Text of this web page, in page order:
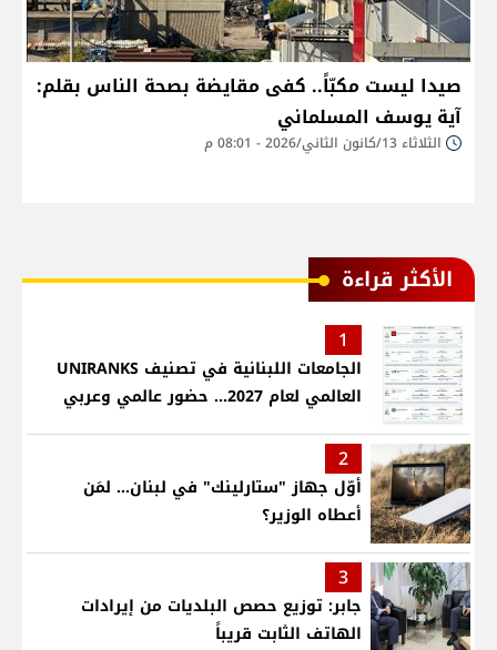
صيدا ليست مكبّاً.. كفى مقايضة بصحة الناس بقلم:
آية يوسف المسلماني
الثلاثاء 13/كانون الثاني/2026 - 08:01 م
الأكثر قراءة
1
الجامعات اللبنانية في تصنيف UNIRANKS
العالمي لعام 2027... حضور عالمي وعربي
2
أوّل جهاز "ستارلينك" في لبنان... لمَن
أعطاه الوزير؟
3
جابر: توزيع حصص البلديات من إيرادات
الهاتف الثابت قريباً